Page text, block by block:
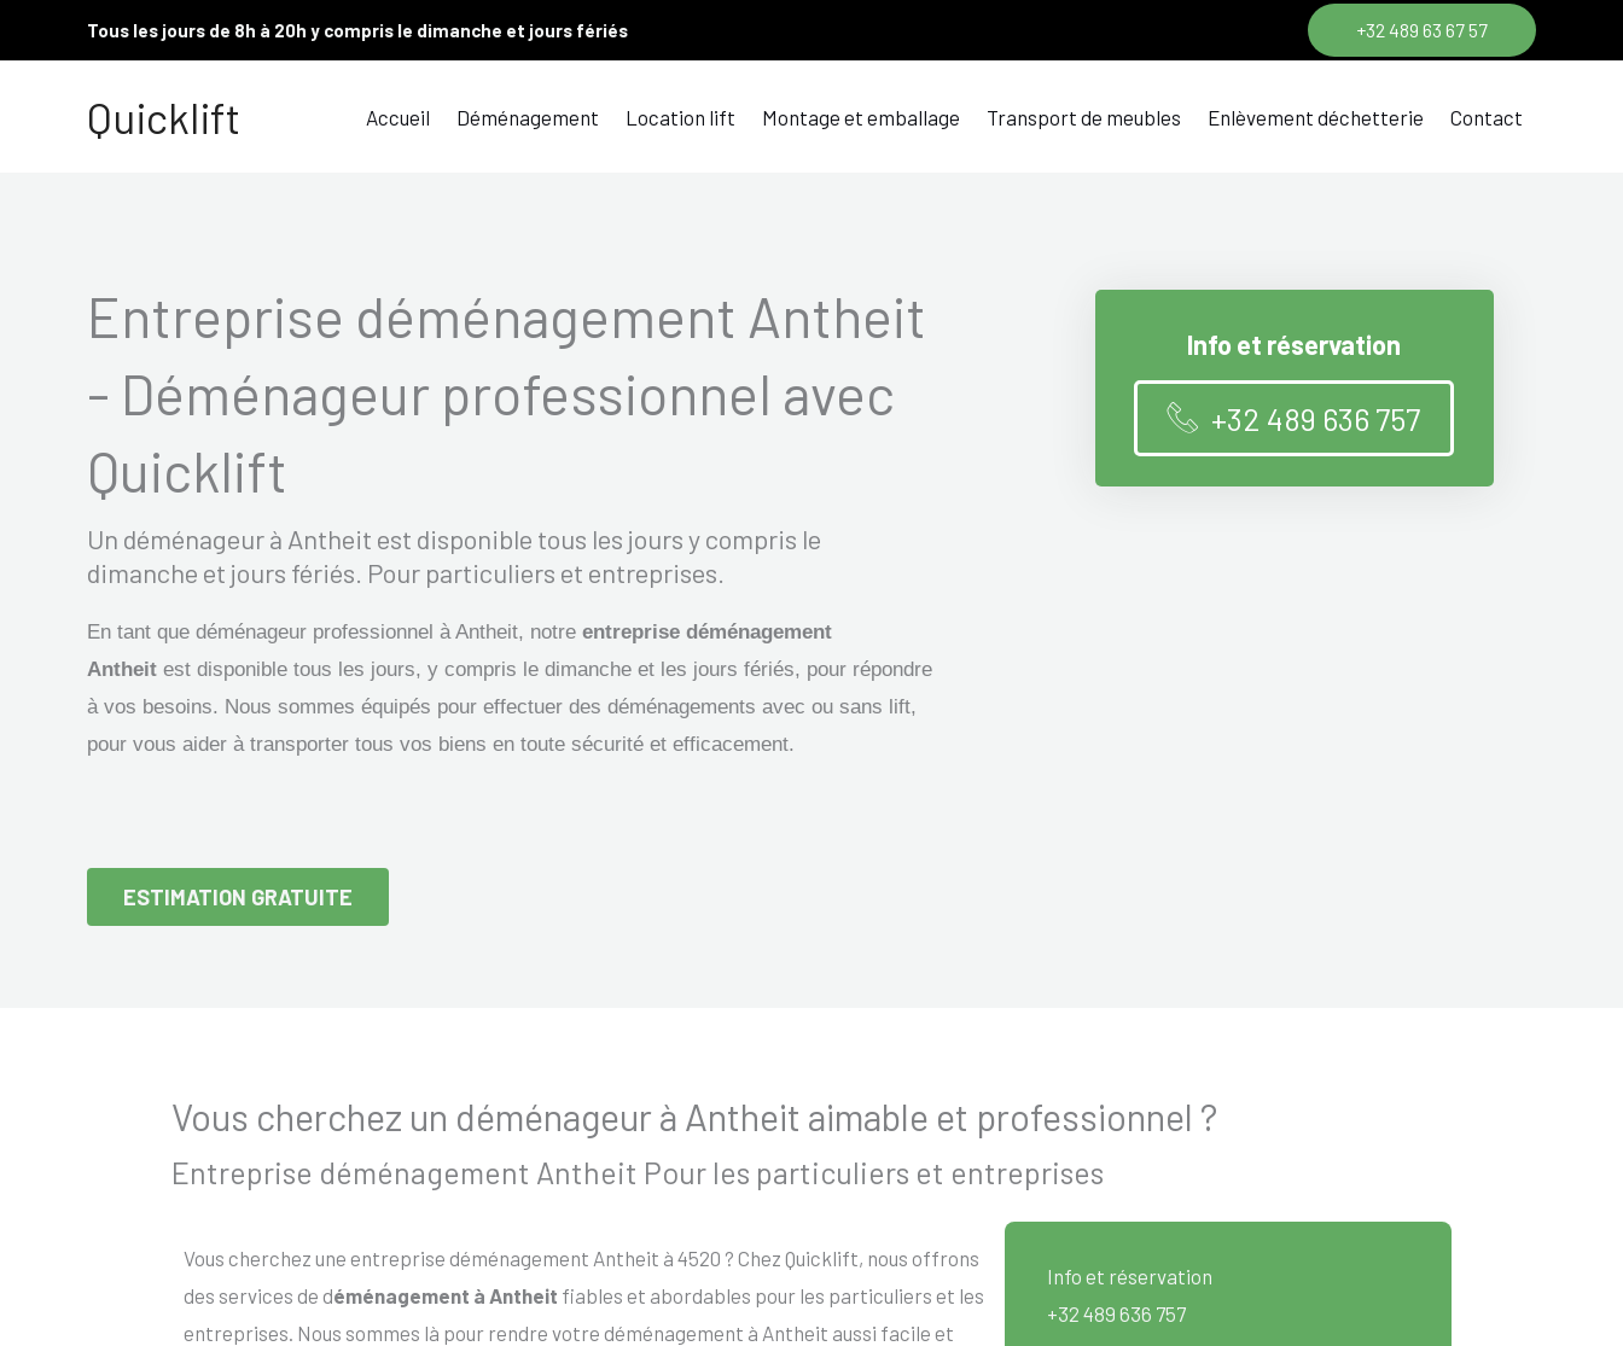
au
Tous les jours de 8h à 20h y compris le dimanche et jours fériés +32 489 63 67 57
Quicklift Accueil Déménagement Location lift Montage et emballage Transport de meubles Enlèvement déchetterie Contact
Entreprise déménagement Antheit
- Déménageur professionnel avec
Quicklift
Un déménageur à Antheit est disponible tous les jours y compris le
dimanche et jours fériés. Pour particuliers et entreprises.
En tant que déménageur professionnel à Antheit, notre entreprise déménagement
Antheit est disponible tous les jours, y compris le dimanche et les jours fériés, pour répondre
à vos besoins. Nous sommes équipés pour effectuer des déménagements avec ou sans lift,
pour vous aider à transporter tous vos biens en toute sécurité et efficacement.
ESTIMATION GRATUITE
Info et réservation
+32 489 636 757
Vous cherchez un déménageur à Antheit aimable et professionnel ?
Entreprise déménagement Antheit Pour les particuliers et entreprises
Vous cherchez une entreprise déménagement Antheit à 4520 ? Chez Quicklift, nous offrons
des services de déménagement à Antheit fiables et abordables pour les particuliers et les
entreprises. Nous sommes là pour rendre votre déménagement à Antheit aussi facile et
Info et réservation
+32 489 636 757